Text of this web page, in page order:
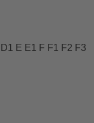
E E1 F F1 F2 F3